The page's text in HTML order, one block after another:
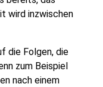
wird inzwischen
die Folgen, die
zum Beispiel
nach einem